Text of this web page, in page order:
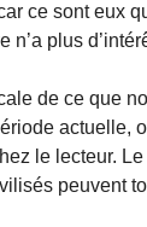
ce sont eux
plus
de ce que
actuelle,
le lecteur.
peuvent